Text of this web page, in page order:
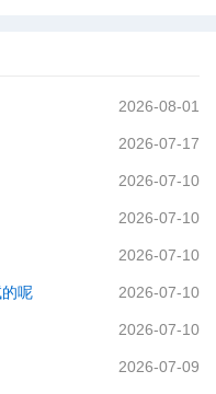
2026-08-01
2026-07-17
2026-07-10
2026-07-10
2026-07-10
呢 2026-07-10
2026-07-10
2026-07-09